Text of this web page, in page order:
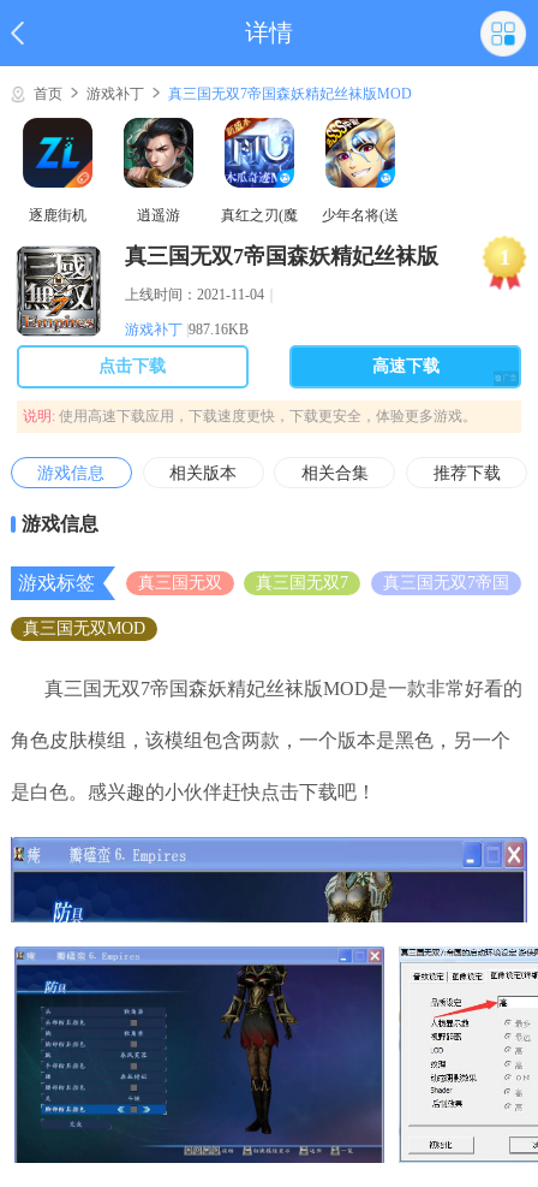
详情
首页 游戏补丁 真三国无双7帝国森妖精妃丝袜版MOD
逐鹿街机 逍遥游
真红之刃(魔
少年名将(送
1
真三国无双7帝国森妖精妃丝袜版
MOD
上线时间：2021-11-04｜
游戏补丁 987.16KB
点击下载 高速下载
说明: 使用高速下载应用，下载速度更快，下载更安全，体验更多游戏。
游戏信息 相关版本 相关合集 推荐下载
游戏信息
游戏标签 真三国无双 真三国无双7 真三国无双7帝国
真三国无双MOD
真三国无双7帝国森妖精妃丝袜版MOD是一款非常好看的
角色皮肤模组，该模组包含两款，一个版本是黑色，另一个
是白色。感兴趣的小伙伴赶快点击下载吧！